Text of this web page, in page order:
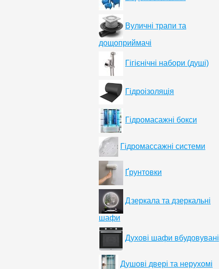
Вуличні трапи та
дощоприймачі
Гігієнічні набори (душі)
Гідроізоляція
Гідромасажні бокси
Гідромассажні системи
Ґрунтовки
Дзеркала та дзеркальні
шафи
Духові шафи вбудовувані
Душові двері та нерухомі